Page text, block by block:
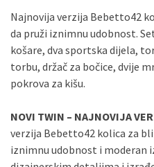
Sve banke Visa
Sve banke
Master
Sve banke
ECC
Najnovija verzija Bebetto42
da pruži iznimnu udobnost.
košare, dva sportska dijela,
torbu, držač za bočice, dvije
pokrova za kišu.
NOVI TWIN – NAJNOVIJA
verzija Bebetto42 kolica za
iznimnu udobnost i moderan